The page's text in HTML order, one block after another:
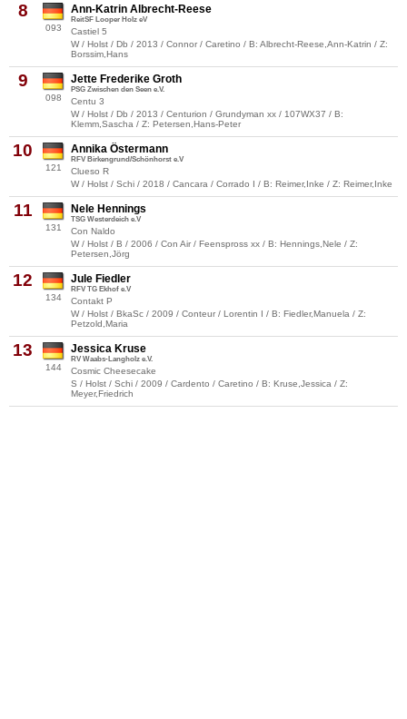
8
093
Ann-Katrin Albrecht-Reese
ReitSF Looper Holz eV
Castiel 5
W / Holst / Db / 2013 / Connor / Caretino / B: Albrecht-Reese,Ann-Katrin / Z:
Borssim,Hans
9
098
Jette Frederike Groth
PSG Zwischen den Seen e.V.
Centu 3
W / Holst / Db / 2013 / Centurion / Grundyman xx / 107WX37 / B:
Klemm,Sascha / Z: Petersen,Hans-Peter
10
121
Annika Östermann
RFV Birkengrund/Schönhorst e.V
Clueso R
W / Holst / Schi / 2018 / Cancara / Corrado I / B: Reimer,Inke / Z: Reimer,Inke
11
131
Nele Hennings
TSG Westerdeich e.V
Con Naldo
W / Holst / B / 2006 / Con Air / Feenspross xx / B: Hennings,Nele / Z:
Petersen,Jörg
12
134
Jule Fiedler
RFV TG Ekhof e.V
Contakt P
W / Holst / BkaSc / 2009 / Conteur / Lorentin I / B: Fiedler,Manuela / Z:
Petzold,Maria
13
144
Jessica Kruse
RV Waabs-Langholz e.V.
Cosmic Cheesecake
S / Holst / Schi / 2009 / Cardento / Caretino / B: Kruse,Jessica / Z:
Meyer,Friedrich